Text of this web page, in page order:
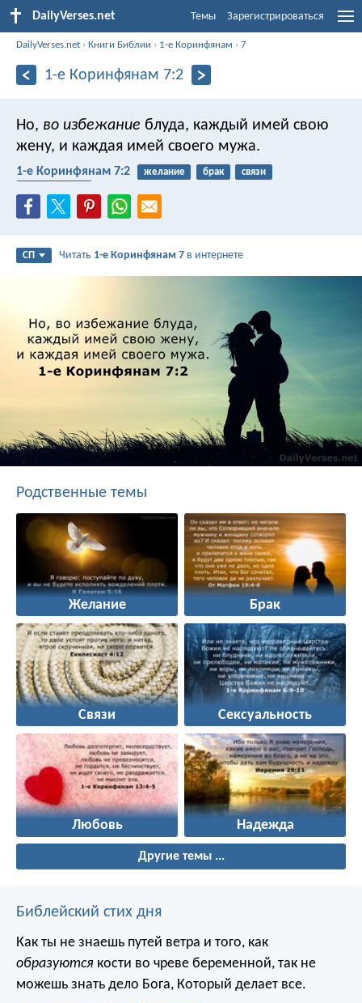
DailyVerses.net Темы Зарегистрироваться
DailyVerses.net ›Книги Библии › 1-е Коринфянам ›7
1-е Коринфянам 7:2
Но, во избежание блуда, каждый имей свою
жену, и каждая имей своего мужа.
1-е Коринфянам 7:2 желание брак
связи
СП Читать 1-е Коринфянам 7 в интернете
Родственные темы
Желание Брак
Связи Сексуальность
Любовь Надежда
Другие темы ...
Библейский стих дня
Как ты не знаешь путей ветра и того, как
образуются кости во чреве беременной, так не
можешь знать дело Бога, Который делает все.